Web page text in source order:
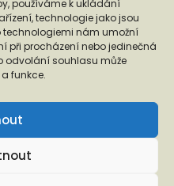
používáme k ukládání
technologie jako jsou
technologiemi nám umožní
při procházení nebo jedinečná
odvolání souhlasu může
funkce.
❭